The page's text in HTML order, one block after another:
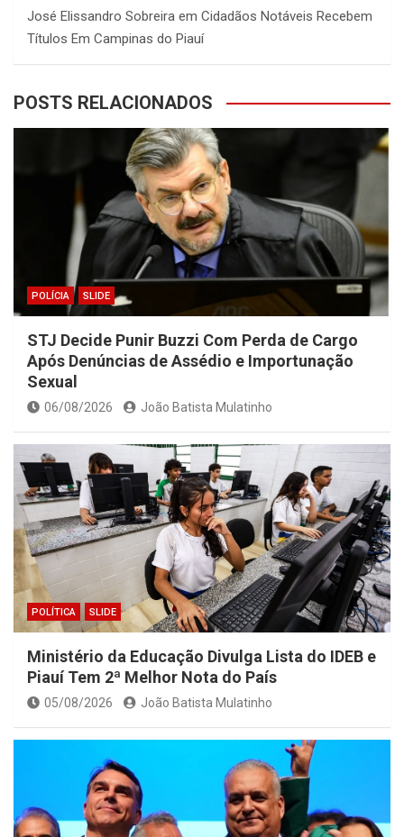
José Elissandro Sobreira em Cidadãos Notáveis Recebem
Títulos Em Campinas do Piauí
POSTS RELACIONADOS
POLÍCIA SLIDE
STJ Decide Punir Buzzi Com Perda de Cargo
Após Denúncias de Assédio e Importunação
Sexual
06/08/2026 João Batista Mulatinho
POLÍTICA SLIDE
Ministério da Educação Divulga Lista do IDEB e
Piauí Tem 2ª Melhor Nota do País
05/08/2026 João Batista Mulatinho